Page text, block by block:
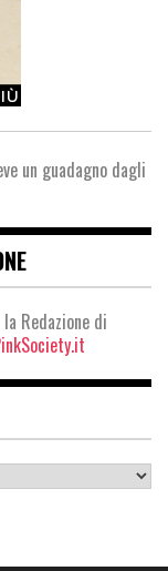
un guadagno dagli
Redazione di